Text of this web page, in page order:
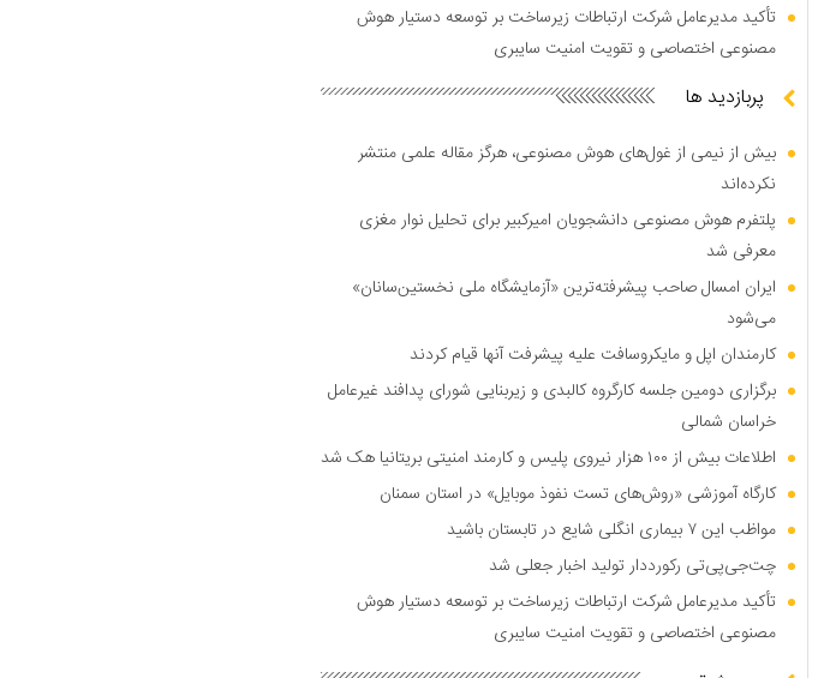
تأکید مدیرعامل شرکت ارتباطات زیرساخت بر توسعه دستیار هوش
مصنوعی اختصاصی و تقویت امنیت سایبری
پربازدید ها
بیش از نیمی از غول‌های هوش مصنوعی، هرگز مقاله علمی منتشر
نکرده‌اند
پلتفرم هوش مصنوعی دانشجویان امیرکبیر برای تحلیل نوار مغزی
معرفی شد
ایران امسال صاحب پیشرفته‌ترین «آزمایشگاه ملی نخستین‌سانان»
می‌شود
کارمندان اپل و مایکروسافت علیه پیشرفت آنها قیام کردند
برگزاری دومین جلسه کارگروه کالبدی و زیربنایی شورای پدافند غیرعامل
خراسان شمالی
اطلاعات بیش از ۱۰۰ هزار نیروی پلیس و کارمند امنیتی بریتانیا هک شد
کارگاه آموزشی «روش‌های تست نفوذ موبایل» در استان سمنان
مواظب این ۷ بیماری انگلی شایع در تابستان باشید
چت‌جی‌پی‌تی رکورددار تولید اخبار جعلی شد
تأکید مدیرعامل شرکت ارتباطات زیرساخت بر توسعه دستیار هوش
مصنوعی اختصاصی و تقویت امنیت سایبری